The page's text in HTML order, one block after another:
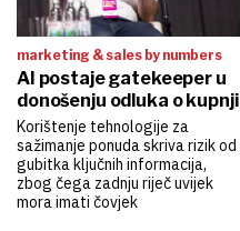
marketing & sales by numbers
AI postaje gatekeeper u
donošenju odluka o kupnji
Korištenje tehnologije za
sažimanje ponuda skriva rizik od
gubitka ključnih informacija,
zbog čega zadnju riječ uvijek
mora imati čovjek